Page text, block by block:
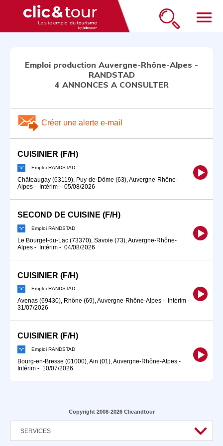
menu
Emploi production Auvergne-Rhône-Alpes -
RANDSTAD
4 ANNONCES A CONSULTER
Créer une alerte e-mail
CUISINIER (F/H)
Emploi RANDSTAD
Châteaugay (63119), Puy-de-Dôme (63), Auvergne-Rhône-
Alpes - Intérim - 05/08/2026
SECOND DE CUISINE (F/H)
Emploi RANDSTAD
Le Bourget-du-Lac (73370), Savoie (73), Auvergne-Rhône-
Alpes - Intérim - 04/08/2026
CUISINIER (F/H)
Emploi RANDSTAD
Avenas (69430), Rhône (69), Auvergne-Rhône-Alpes - Intérim -
31/07/2026
CUISINIER (F/H)
Emploi RANDSTAD
Bourg-en-Bresse (01000), Ain (01), Auvergne-Rhône-Alpes -
Intérim - 10/07/2026
Copyright 2008-2026 Clicandtour
SERVICES